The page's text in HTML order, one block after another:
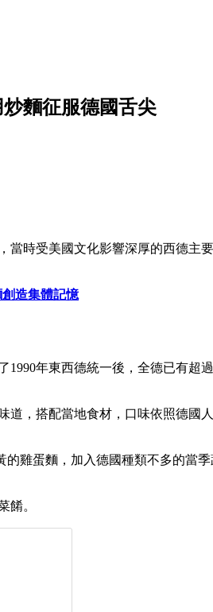
麵征服德國舌尖
當時受美國文化影響深厚的西德
造集體記憶
年東西德統一後，全德已有
，搭配當地食材，口味依照德
雞蛋麵，加入德國種類不多的當
餚。